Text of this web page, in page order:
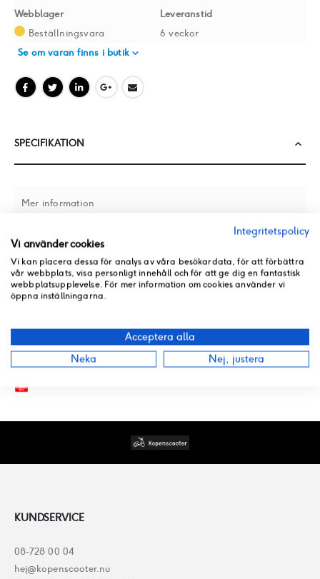
Webblager
Leveranstid
Beställningsvara
6 veckor
Se om varan finns i butik
SPECIFIKATION
Mer information
Mattsvart
PASSAR MÄRKE
RECENSIONER
BUTIKSLAGER
KUNDSERVICE
08-728 00 04
hej@kopenscooter.nu
Integritetspolicy
Vi använder cookies
Vi kan placera dessa för analys av våra besökardata, för att förbättra
vår webbplats, visa personligt innehåll och för att ge dig en fantastisk
webbplatsupplevelse. För mer information om cookies använder vi
öppna inställningarna.
Acceptera alla
Neka
Nej, justera